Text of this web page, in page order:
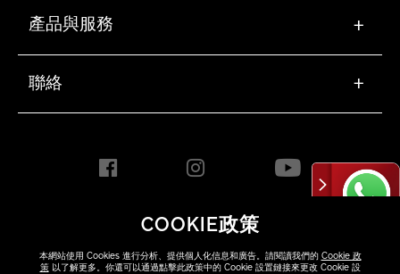
COOKIE政策
本網站使用 Cookies 進行分析、提供個人化信息和廣告。請閱讀我們的 Cookie 政
策以了解更多。你還可以通過點擊此政策中的 Cookie 設置鏈接來更改 Cookie 設
產品與服務 +
聯絡 +